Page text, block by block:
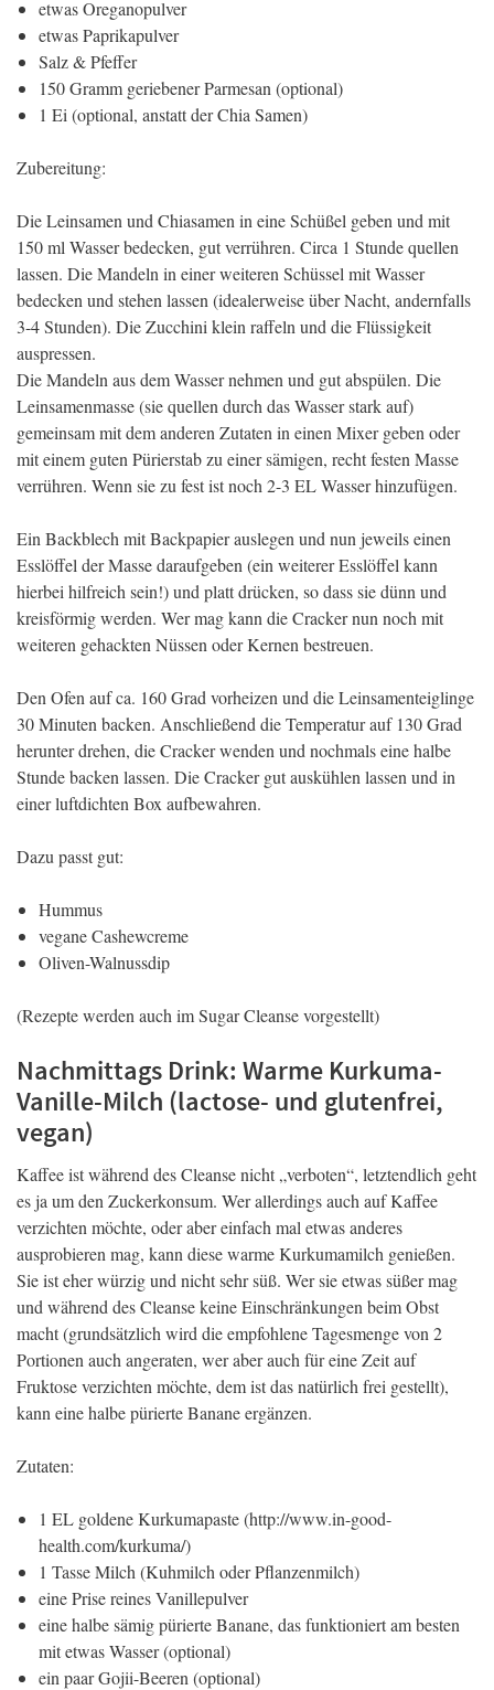
etwas Oreganopulver
etwas Paprikapulver
Salz & Pfeffer
150 Gramm geriebener Parmesan (optional)
1 Ei (optional, anstatt der Chia Samen)
Zubereitung:
Die Leinsamen und Chiasamen in eine Schüßel geben und mit
150 ml Wasser bedecken, gut verrühren. Circa 1 Stunde quellen
lassen. Die Mandeln in einer weiteren Schüssel mit Wasser
bedecken und stehen lassen (idealerweise über Nacht, andernfalls
3-4 Stunden). Die Zucchini klein raffeln und die Flüssigkeit
auspressen.
Die Mandeln aus dem Wasser nehmen und gut abspülen. Die
Leinsamenmasse (sie quellen durch das Wasser stark auf)
gemeinsam mit dem anderen Zutaten in einen Mixer geben oder
mit einem guten Pürierstab zu einer sämigen, recht festen Masse
verrühren. Wenn sie zu fest ist noch 2-3 EL Wasser hinzufügen.
Ein Backblech mit Backpapier auslegen und nun jeweils einen
Esslöffel der Masse daraufgeben (ein weiterer Esslöffel kann
hierbei hilfreich sein!) und platt drücken, so dass sie dünn und
kreisförmig werden. Wer mag kann die Cracker nun noch mit
weiteren gehackten Nüssen oder Kernen bestreuen.
Den Ofen auf ca. 160 Grad vorheizen und die Leinsamenteiglinge
30 Minuten backen. Anschließend die Temperatur auf 130 Grad
herunter drehen, die Cracker wenden und nochmals eine halbe
Stunde backen lassen. Die Cracker gut auskühlen lassen und in
einer luftdichten Box aufbewahren.
Dazu passt gut:
Hummus
vegane Cashewcreme
Oliven-Walnussdip
(Rezepte werden auch im Sugar Cleanse vorgestellt)
Nachmittags Drink: Warme Kurkuma-
Vanille-Milch (lactose- und glutenfrei,
vegan)
Kaffee ist während des Cleanse nicht „verboten“, letztendlich geht
es ja um den Zuckerkonsum. Wer allerdings auch auf Kaffee
verzichten möchte, oder aber einfach mal etwas anderes
ausprobieren mag, kann diese warme Kurkumamilch genießen.
Sie ist eher würzig und nicht sehr süß. Wer sie etwas süßer mag
und während des Cleanse keine Einschränkungen beim Obst
macht (grundsätzlich wird die empfohlene Tagesmenge von 2
Portionen auch angeraten, wer aber auch für eine Zeit auf
Fruktose verzichten möchte, dem ist das natürlich frei gestellt),
kann eine halbe pürierte Banane ergänzen.
Zutaten:
1 EL goldene Kurkumapaste (http://www.in-good-
health.com/kurkuma/)
1 Tasse Milch (Kuhmilch oder Pflanzenmilch)
eine Prise reines Vanillepulver
eine halbe sämig pürierte Banane, das funktioniert am besten
mit etwas Wasser (optional)
ein paar Gojii-Beeren (optional)